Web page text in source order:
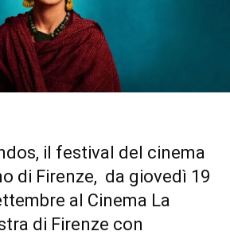
il festival del cinema
di Firenze, da giovedì 19
al Cinema La
di Firenze con